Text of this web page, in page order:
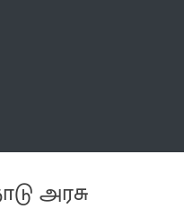
அரசு